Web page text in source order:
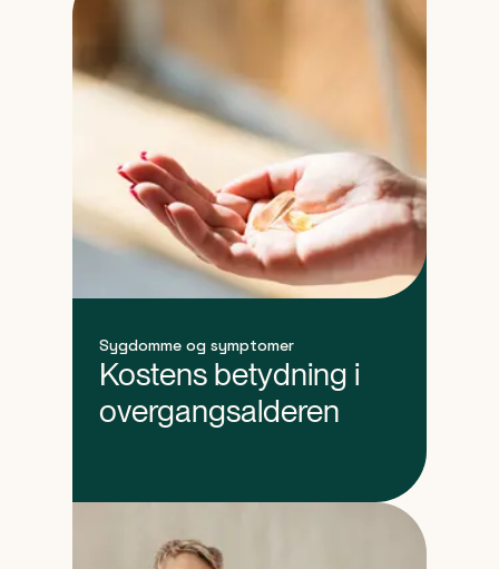
Sygdomme og symptomer
Kostens betydning i
overgangsalderen